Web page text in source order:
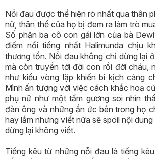
Nỗi đau được thể hiện rõ nhất qua thân
nữ, thân thể của họ bị đem ra làm trò
Số phận ba cô con gái lớn của bà
điếm nổi tiếng nhất Halimunda chịu
thương tổn. Nỗi đau không chỉ dừng lại
mà còn truyền tới đời con rồi đời cháu,
như kiểu vòng lặp khiến bi kịch càng
Mình ấn tượng với việc cách khắc hoạ
phụ nữ như một tấm gương soi nhìn
đàn ông và những ẩn ức bên trong họ
hay lắm nhưng viết nữa sẽ spoil nội
dừng lại không viết.
Tiếng kêu từ những nỗi đau là tiếng